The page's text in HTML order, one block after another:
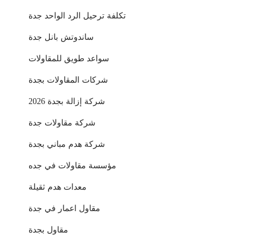
تكلفة ترحيل الرد الواحد جدة
ساندوتش بانل جدة
سواعد طويق للمقاولات
شركات المقاولات بجدة
شركة إزالة بجدة 2026
شركة مقاولات جدة
شركة هدم مباني بجدة
مؤسسة مقاولات في جده
معدات هدم ثقيلة
مقاول اعمار في جدة
مقاول بجدة